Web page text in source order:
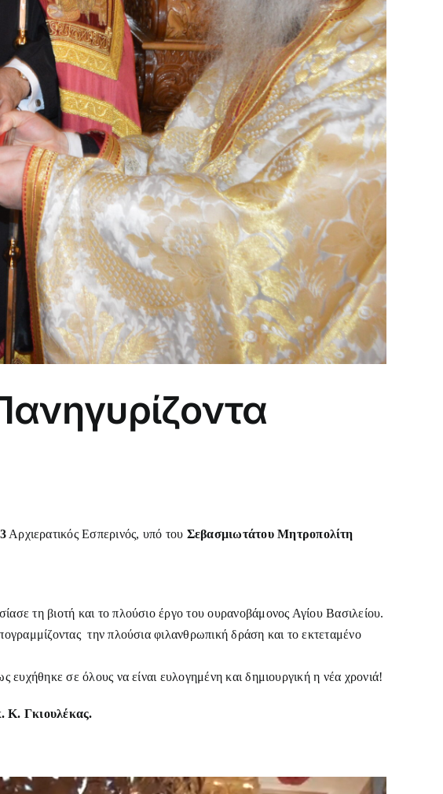
Αρχιερατικός Εσπερινός, υπό του Σεβασμιωτάτου Μητροπολίτη
τη βιοτή και το πλούσιο έργο του ουρανοβάμονος Αγίου Βασιλείου.
την πλούσια φιλανθρωπική δράση και το εκτεταμένο
σε όλους να είναι ευλογημένη και δημιουργική η νέα χρονιά!
Κ. Γκιουλέκας.